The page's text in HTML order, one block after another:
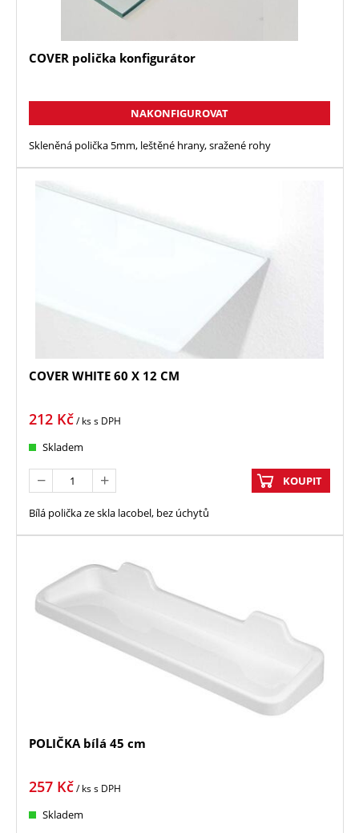
COVER polička konfigurátor
NAKONFIGUROVAT
Skleněná polička 5mm, leštěné hrany, sražené rohy
COVER WHITE 60 X 12 CM
212 Kč/ kss DPH
Skladem
KOUPIT
Bílá polička ze skla lacobel, bez úchytů
POLIČKA bílá 45 cm
257 Kč/ kss DPH
Skladem